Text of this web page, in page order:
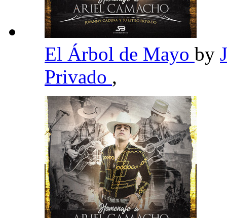
El Árbol de Mayo by
Privado ,